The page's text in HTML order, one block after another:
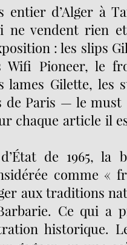
entier d’Alger à
ne vendent rien
: les slips
Wifi Pioneer, le
lames Gilette, les
de Paris — le
chaque article il
de 1965, la
comme «
aux traditions
Ce qui a
historique.